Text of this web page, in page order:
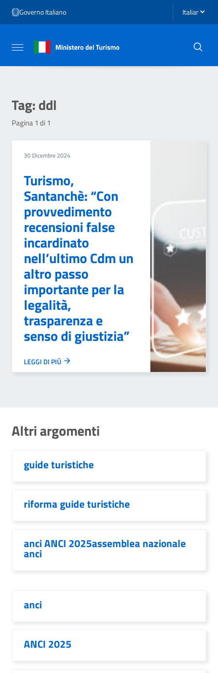
Vai al menu di navigazione
Vai al footer
Governo Italiano Seleziona
Attiva / disattiva la navigazione
Tag:ddl
Pagina 1 di 1
30 Dicembre 2024
Turismo,
Santanchè: “Con
provvedimento
recensioni false
incardinato
nell’ultimo Cdm un
altro passo
importante per la
legalità,
trasparenza e
senso di giustizia”
LEGGI DI PIÙ
Altri argomenti
guide turistiche
riforma guide turistiche
anci ANCI 2025assemblea nazionale
anci
anci
ANCI 2025